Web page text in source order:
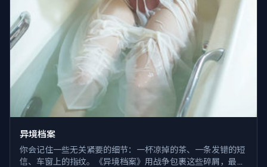
异境档案
你会记住一些无关紧要的细节：一杯凉掉的茶、一条发错的短
信、车窗上的指纹。《异境档案》用战争包裹这些碎屑，最后